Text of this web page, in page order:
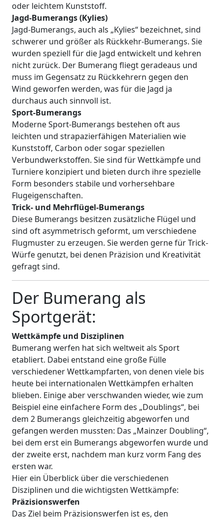
oder leichtem Kunststoff.
Jagd-Bumerangs (Kylies)
Jagd-Bumerangs, auch als „Kylies“ bezeichnet, sind
schwerer und größer als Rückkehr-Bumerangs. Sie
wurden speziell für die Jagd entwickelt und kehren
nicht zurück. Der Bumerang fliegt geradeaus und
muss im Gegensatz zu Rückkehrern gegen den
Wind geworfen werden, was für die Jagd ja
durchaus auch sinnvoll ist.
Sport-Bumerangs
Moderne Sport-Bumerangs bestehen oft aus
leichten und strapazierfähigen Materialien wie
Kunststoff, Carbon oder sogar speziellen
Verbundwerkstoffen. Sie sind für Wettkämpfe und
Turniere konzipiert und bieten durch ihre spezielle
Form besonders stabile und vorhersehbare
Flugeigenschaften.
Trick- und Mehrflügel-Bumerangs
Diese Bumerangs besitzen zusätzliche Flügel und
sind oft asymmetrisch geformt, um verschiedene
Flugmuster zu erzeugen. Sie werden gerne für Trick-
Würfe genutzt, bei denen Präzision und Kreativität
gefragt sind.
Der Bumerang als
Sportgerät:
Wettkämpfe und Disziplinen
Bumerang werfen hat sich weltweit als Sport
etabliert. Dabei entstand eine große Fülle
verschiedener Wettkampfarten, von denen viele bis
heute bei internationalen Wettkämpfen erhalten
blieben. Einige aber verschwanden wieder, wie zum
Beispiel eine einfachere Form des „Doublings“, bei
dem 2 Bumerangs gleichzeitig abgeworfen und
gefangen werden mussten: Das „Mainzer Doubling“,
bei dem erst ein Bumerangs abgeworfen wurde und
der zweite erst, nachdem man kurz vorm Fang des
ersten war.
Hier ein Überblick über die verschiedenen
Disziplinen und die wichtigsten Wettkämpfe:
Präzisionswerfen
Das Ziel beim Präzisionswerfen ist es, den